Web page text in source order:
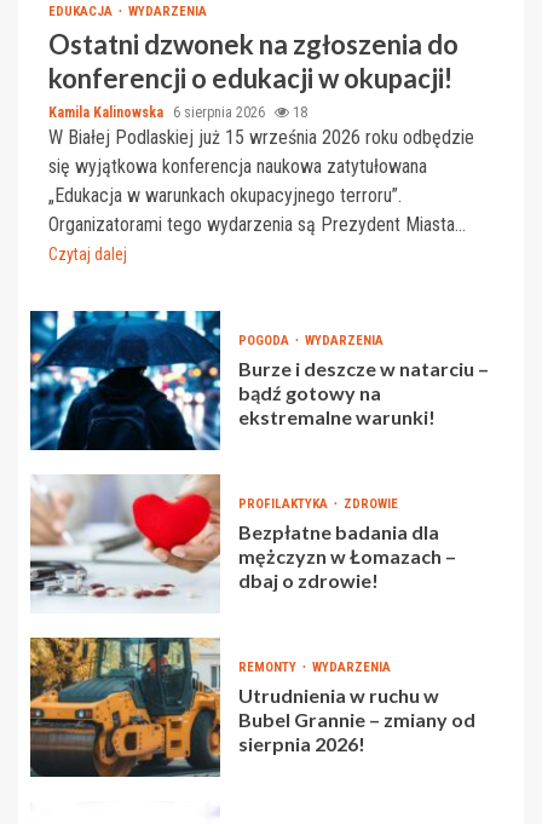
EDUKACJA WYDARZENIA
Ostatni dzwonek na zgłoszenia do
konferencji o edukacji w okupacji!
Kamila Kalinowska 6 sierpnia 2026 18
W Białej Podlaskiej już 15 września 2026 roku odbędzie
się wyjątkowa konferencja naukowa zatytułowana
„Edukacja w warunkach okupacyjnego terroru”.
Organizatorami tego wydarzenia są Prezydent Miasta...
Czytaj dalej
POGODA WYDARZENIA
Burze i deszcze w natarciu –
bądź gotowy na
ekstremalne warunki!
PROFILAKTYKA ZDROWIE
Bezpłatne badania dla
mężczyzn w Łomazach –
dbaj o zdrowie!
REMONTY WYDARZENIA
Utrudnienia w ruchu w
Bubel Grannie – zmiany od
sierpnia 2026!